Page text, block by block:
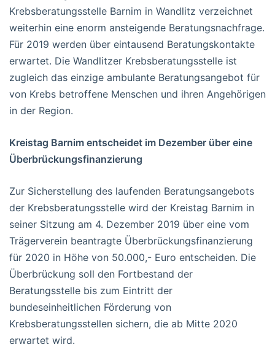
Krebsberatungsstelle Barnim in Wandlitz verzeichnet
weiterhin eine enorm ansteigende Beratungsnachfrage.
Für 2019 werden über eintausend Beratungskontakte
erwartet. Die Wandlitzer Krebsberatungsstelle ist
zugleich das einzige ambulante Beratungsangebot für
von Krebs betroffene Menschen und ihren Angehörigen
in der Region.
Kreistag Barnim entscheidet im Dezember über eine
Überbrückungsfinanzierung
Zur Sicherstellung des laufenden Beratungsangebots
der Krebsberatungsstelle wird der Kreistag Barnim in
seiner Sitzung am 4. Dezember 2019 über eine vom
Trägerverein beantragte Überbrückungsfinanzierung
für 2020 in Höhe von 50.000,- Euro entscheiden. Die
Überbrückung soll den Fortbestand der
Beratungsstelle bis zum Eintritt der
bundeseinheitlichen Förderung von
Krebsberatungsstellen sichern, die ab Mitte 2020
erwartet wird.